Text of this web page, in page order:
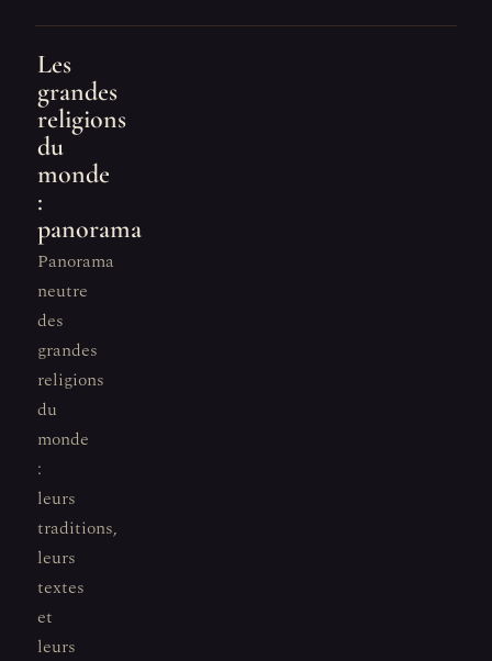
Les
grandes
religions
du
monde
:
panorama
Panorama
neutre
des
grandes
religions
du
monde
:
leurs
traditions,
leurs
textes
et
leurs